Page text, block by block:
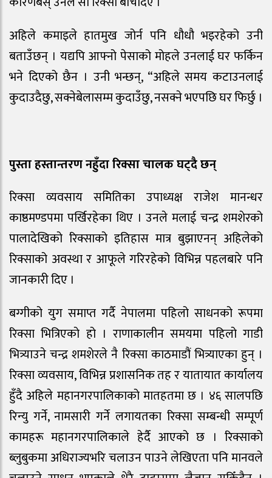
अहिले कमाइले हातमुख जोर्न पनि धौधौ भइरहेको उनी
बताउँछन् । यद्यपि आफ्नो पेसाको मोहले उनलाई घर फर्किन
भने दिएको छैन । उनी भन्छन्, “अहिले समय कटाउनलाई
कुदाउदैछु, सक्नेबेलासम्म कुदाउँछु, नसक्ने भएपछि घर फिर्छु ।
पुस्ता हस्तान्तरण नहुँदा रिक्सा चालक घट्दै छन्
रिक्सा व्यवसाय समितिका उपाध्यक्ष राजेश मानन्धर
काष्ठमण्डपमा पर्खिरहेका थिए । उनले मलाई चन्द्र शमशेरको
पालादेखिको रिक्साको इतिहास मात्र बुझाएनन् अहिलेको
रिक्साको अवस्था र आफूले गरिरहेको विभिन्न पहलबारे पनि
जानकारी दिए ।
बग्गीको युग समाप्त गर्दै नेपालमा पहिलो साधनको रूपमा
रिक्सा भित्रिएको हो । राणाकालीन समयमा पहिलो गाडी
भित्र्याउने चन्द्र शमशेरले नै रिक्सा काठमाडौं भित्र्याएका हुन् ।
रिक्सा व्यवसाय, विभिन्न प्रशासनिक तह र यातायात कार्यालय
हुँदै अहिले महानगरपालिकाको मातहतमा छ । ४६ सालपछि
रिन्यु गर्ने, नामसारी गर्ने लगायतका रिक्सा सम्बन्धी सम्पूर्ण
कामहरू महानगरपालिकाले हेर्दै आएको छ । रिक्साको
ब्लुबुकमा अधिराज्यभरि चलाउन पाउने लेखिएता पनि मानवले